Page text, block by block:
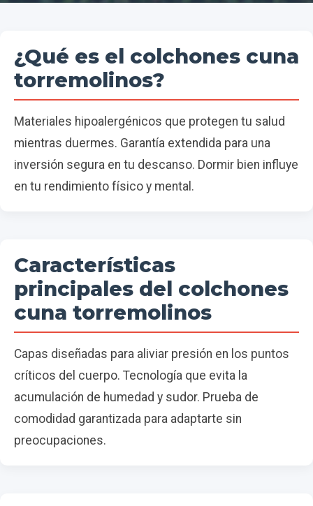
¿Qué es el colchones cuna
torremolinos?
Materiales hipoalergénicos que protegen tu salud
mientras duermes. Garantía extendida para una
inversión segura en tu descanso. Dormir bien influye
en tu rendimiento físico y mental.
Características
principales del colchones
cuna torremolinos
Capas diseñadas para aliviar presión en los puntos
críticos del cuerpo. Tecnología que evita la
acumulación de humedad y sudor. Prueba de
comodidad garantizada para adaptarte sin
preocupaciones.